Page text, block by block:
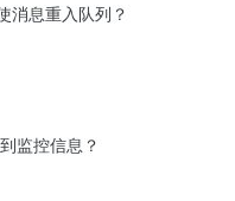
消息重入队列？
监控信息？